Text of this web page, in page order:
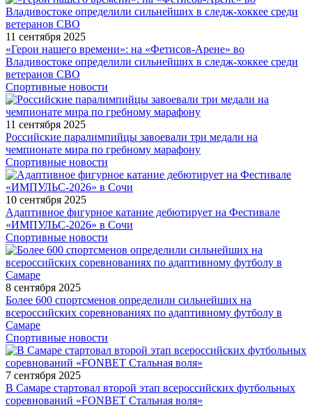
11 сентября 2025
«Герои нашего времени»: на «Фетисов-Арене» во
Владивостоке определили сильнейших в следж-хоккее среди
ветеранов СВО
Спортивные новости
11 сентября 2025
Российские паралимпийцы завоевали три медали на
чемпионате мира по гребному марафону
Спортивные новости
10 сентября 2025
Адаптивное фигурное катание дебютирует на Фестивале
«ИМПУЛЬС-2026» в Сочи
Спортивные новости
8 сентября 2025
Более 600 спортсменов определили сильнейших на
всероссийских соревнованиях по адаптивному футболу в
Самаре
Спортивные новости
7 сентября 2025
В Самаре стартовал второй этап всероссийских футбольных
соревнований «FONBET Стальная воля»